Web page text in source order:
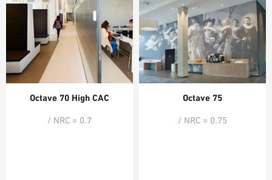
Octave 70 High CAC
/ NRC = 0.7
Octave 75
/ NRC = 0.75